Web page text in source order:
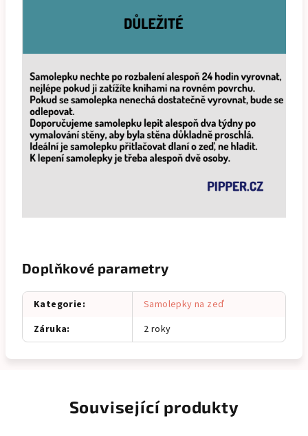
Doplňkové parametry
Kategorie:
Samolepky na zeď
Záruka: 2 roky
Související produkty